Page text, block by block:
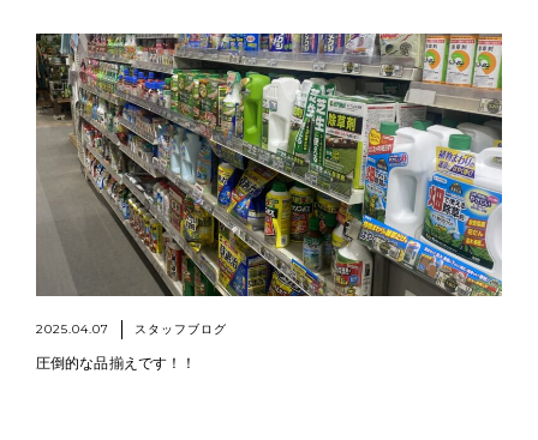
2025.04.07 スタッフブログ
圧倒的な品揃えです！！